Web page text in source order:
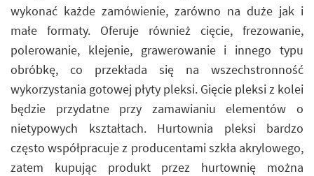
wykonać każde zamówienie, zarówno na duże jak i
małe formaty. Oferuje również cięcie, frezowanie,
polerowanie, klejenie, grawerowanie i innego typu
obróbkę, co przekłada się na wszechstronność
wykorzystania gotowej płyty pleksi. Gięcie pleksi z kolei
będzie przydatne przy zamawianiu elementów o
nietypowych kształtach. Hurtownia pleksi bardzo
często współpracuje z producentami szkła akrylowego,
zatem kupując produkt przez hurtownię można